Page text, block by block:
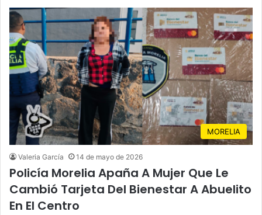
MORELIA
Valeria García 14 de mayo de 2026
Policía Morelia Apaña A Mujer Que Le
Cambió Tarjeta Del Bienestar A Abuelito
En El Centro